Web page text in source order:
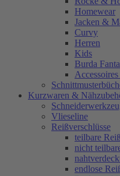
Homewear
Jacken &
Curvy
Herren
Kids
Burda
Kurzwaren &
Vlieseline
Reißverschlüsse
teilbare
nicht
endlose